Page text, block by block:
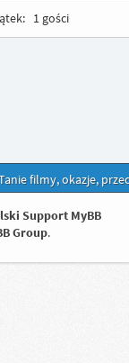
1 gości
filmy, okazje,
Support MyBB
Group.